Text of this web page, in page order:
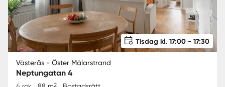
Tisdag kl. 17:00 - 17:30
Västerås - Öster Mälarstrand
Neptungatan 4
2